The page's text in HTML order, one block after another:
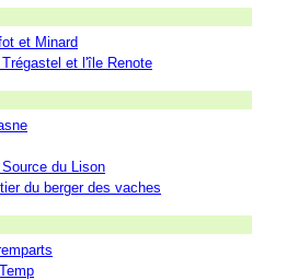
et Minard
et l'île Renote
du Lison
du berger des vaches